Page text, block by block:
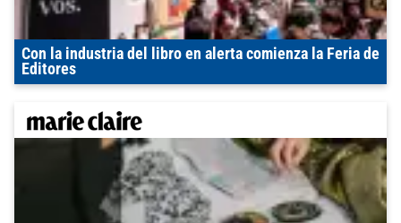
Con la industria del libro en alerta comienza la Feria de
Editores